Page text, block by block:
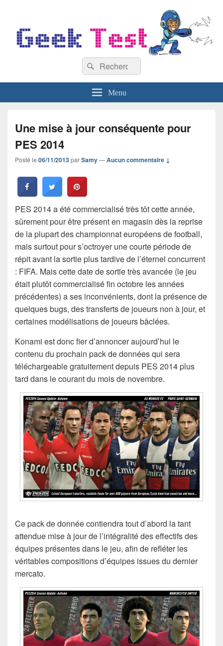
Recherche :
Rechercher
Menu
Une mise à jour conséquente pour
PES 2014
Posté le 06/11/2013parSamy—Aucun commentaire ↓
PES 2014 a été commercialisé très tôt cette année,
sûrement pour être présent en magasin dès la reprise
de la plupart des championnat européens de football,
mais surtout pour s’octroyer une courte période de
répit avant la sortie plus tardive de l’éternel concurrent
: FIFA. Mais cette date de sortie très avancée (le jeu
était plutôt commercialisé fin octobre les années
précédentes) a ses inconvénients, dont la présence de
quelques bugs, des transferts de joueurs non à jour, et
certaines modélisations de joueurs bâclées.
Konami est donc fier d’annoncer aujourd’hui le
contenu du prochain pack de données qui sera
téléchargeable gratuitement depuis PES 2014 plus
tard dans le courant du mois de novembre.
Ce pack de donnée contiendra tout d’abord la tant
attendue mise à jour de l’intégralité des effectifs des
équipes présentes dans le jeu, afin de refléter les
véritables compositions d’équipes issues du dernier
mercato.